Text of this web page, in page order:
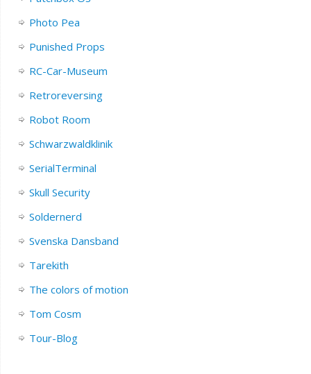
Photo Pea
Punished Props
RC-Car-Museum
Retroreversing
Robot Room
Schwarzwaldklinik
SerialTerminal
Skull Security
Soldernerd
Svenska Dansband
Tarekith
The colors of motion
Tom Cosm
Tour-Blog